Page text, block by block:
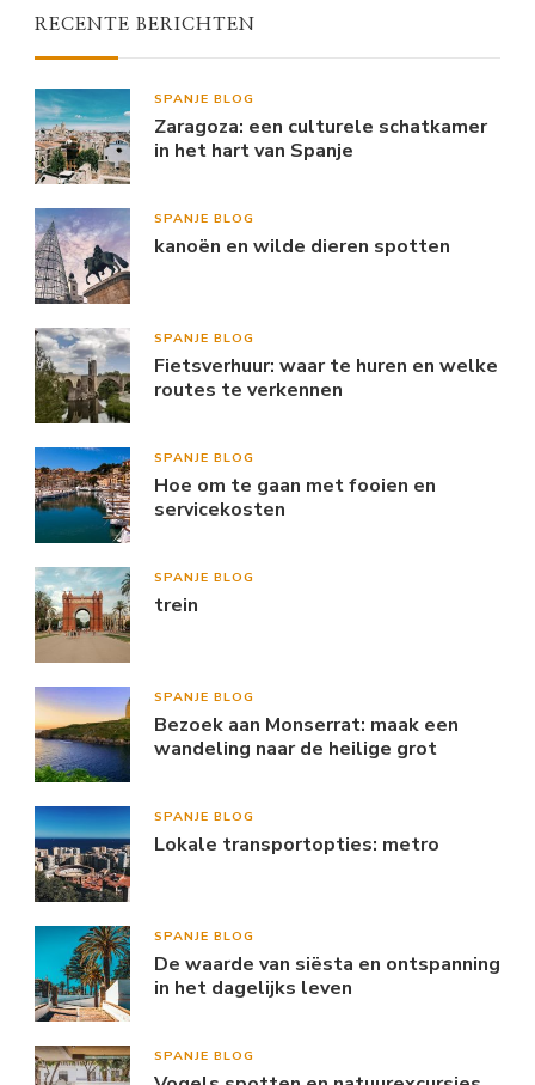
RECENTE BERICHTEN
SPANJE BLOG
Zaragoza: een culturele schatkamer
in het hart van Spanje
SPANJE BLOG
kanoën en wilde dieren spotten
SPANJE BLOG
Fietsverhuur: waar te huren en welke
routes te verkennen
SPANJE BLOG
Hoe om te gaan met fooien en
servicekosten
SPANJE BLOG
trein
SPANJE BLOG
Bezoek aan Monserrat: maak een
wandeling naar de heilige grot
SPANJE BLOG
Lokale transportopties: metro
SPANJE BLOG
De waarde van siësta en ontspanning
in het dagelijks leven
SPANJE BLOG